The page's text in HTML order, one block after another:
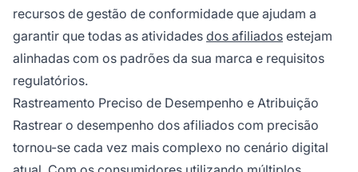
recursos de gestão de conformidade que ajudam a
garantir que todas as atividades dos afiliados estejam
alinhadas com os padrões da sua marca e requisitos
regulatórios.
Rastreamento Preciso de Desempenho e Atribuição
Rastrear o desempenho dos afiliados com precisão
tornou-se cada vez mais complexo no cenário digital